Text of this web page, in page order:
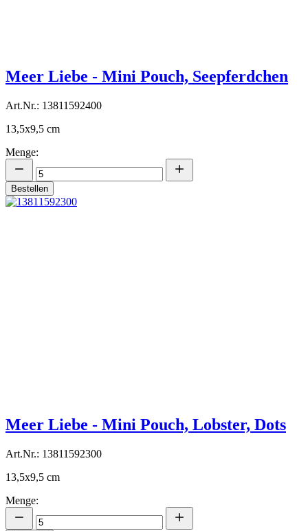
Meer Liebe - Mini Pouch, Seepferdchen
Art.Nr.: 13811592400
13,5x9,5 cm
Menge:
Bestellen
Meer Liebe - Mini Pouch, Lobster, Dots
Art.Nr.: 13811592300
13,5x9,5 cm
Menge: